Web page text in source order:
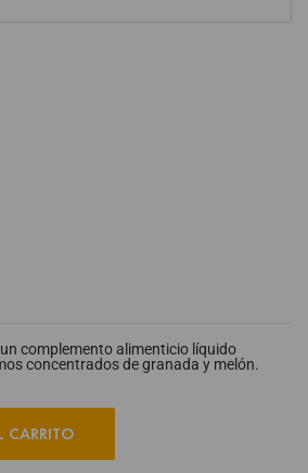
complemento alimenticio líquido
concentrados de granada y melón.
CARRITO